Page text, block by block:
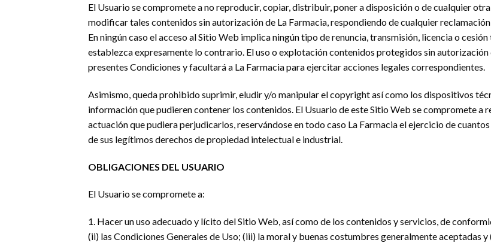
El Usuario se compromete a no reproducir, copiar, distribuir, poner a disposición o de cualquier
modificar tales contenidos sin autorización de La Farmacia, respondiendo de cualquier
En ningún caso el acceso al Sitio Web implica ningún tipo de renuncia, transmisión, licencia o
establezca expresamente lo contrario. El uso o explotación contenidos protegidos sin
presentes Condiciones y facultará a La Farmacia para ejercitar acciones legales correspondientes.
Asimismo, queda prohibido suprimir, eludir y/o manipular el copyright así como los dispositivos
información que pudieren contener los contenidos. El Usuario de este Sitio Web se compromete a
actuación que pudiera perjudicarlos, reservándose en todo caso La Farmacia el ejercicio de
de sus legítimos derechos de propiedad intelectual e industrial.
OBLIGACIONES DEL USUARIO
El Usuario se compromete a:
1. Hacer un uso adecuado y lícito del Sitio Web, así como de los contenidos y servicios, de
(ii) las Condiciones Generales de Uso; (iii) la moral y buenas costumbres generalmente aceptadas